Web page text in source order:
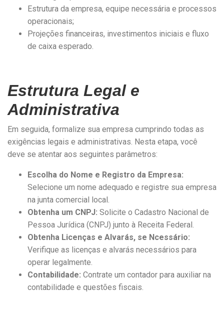
Estrutura da empresa, equipe necessária e processos
operacionais;
Projeções financeiras, investimentos iniciais e fluxo
de caixa esperado.
Estrutura Legal e
Administrativa
Em seguida, formalize sua empresa cumprindo todas as
exigências legais e administrativas. Nesta etapa, você
deve se atentar aos seguintes parâmetros:
Escolha do Nome e Registro da Empresa:
Selecione um nome adequado e registre sua empresa
na junta comercial local.
Obtenha um CNPJ: Solicite o Cadastro Nacional de
Pessoa Jurídica (CNPJ) junto à Receita Federal.
Obtenha Licenças e Alvarás, se Ncessário:
Verifique as licenças e alvarás necessários para
operar legalmente.
Contabilidade: Contrate um contador para auxiliar na
contabilidade e questões fiscais.